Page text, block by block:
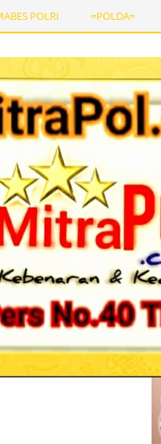
POLRI =POLDA=